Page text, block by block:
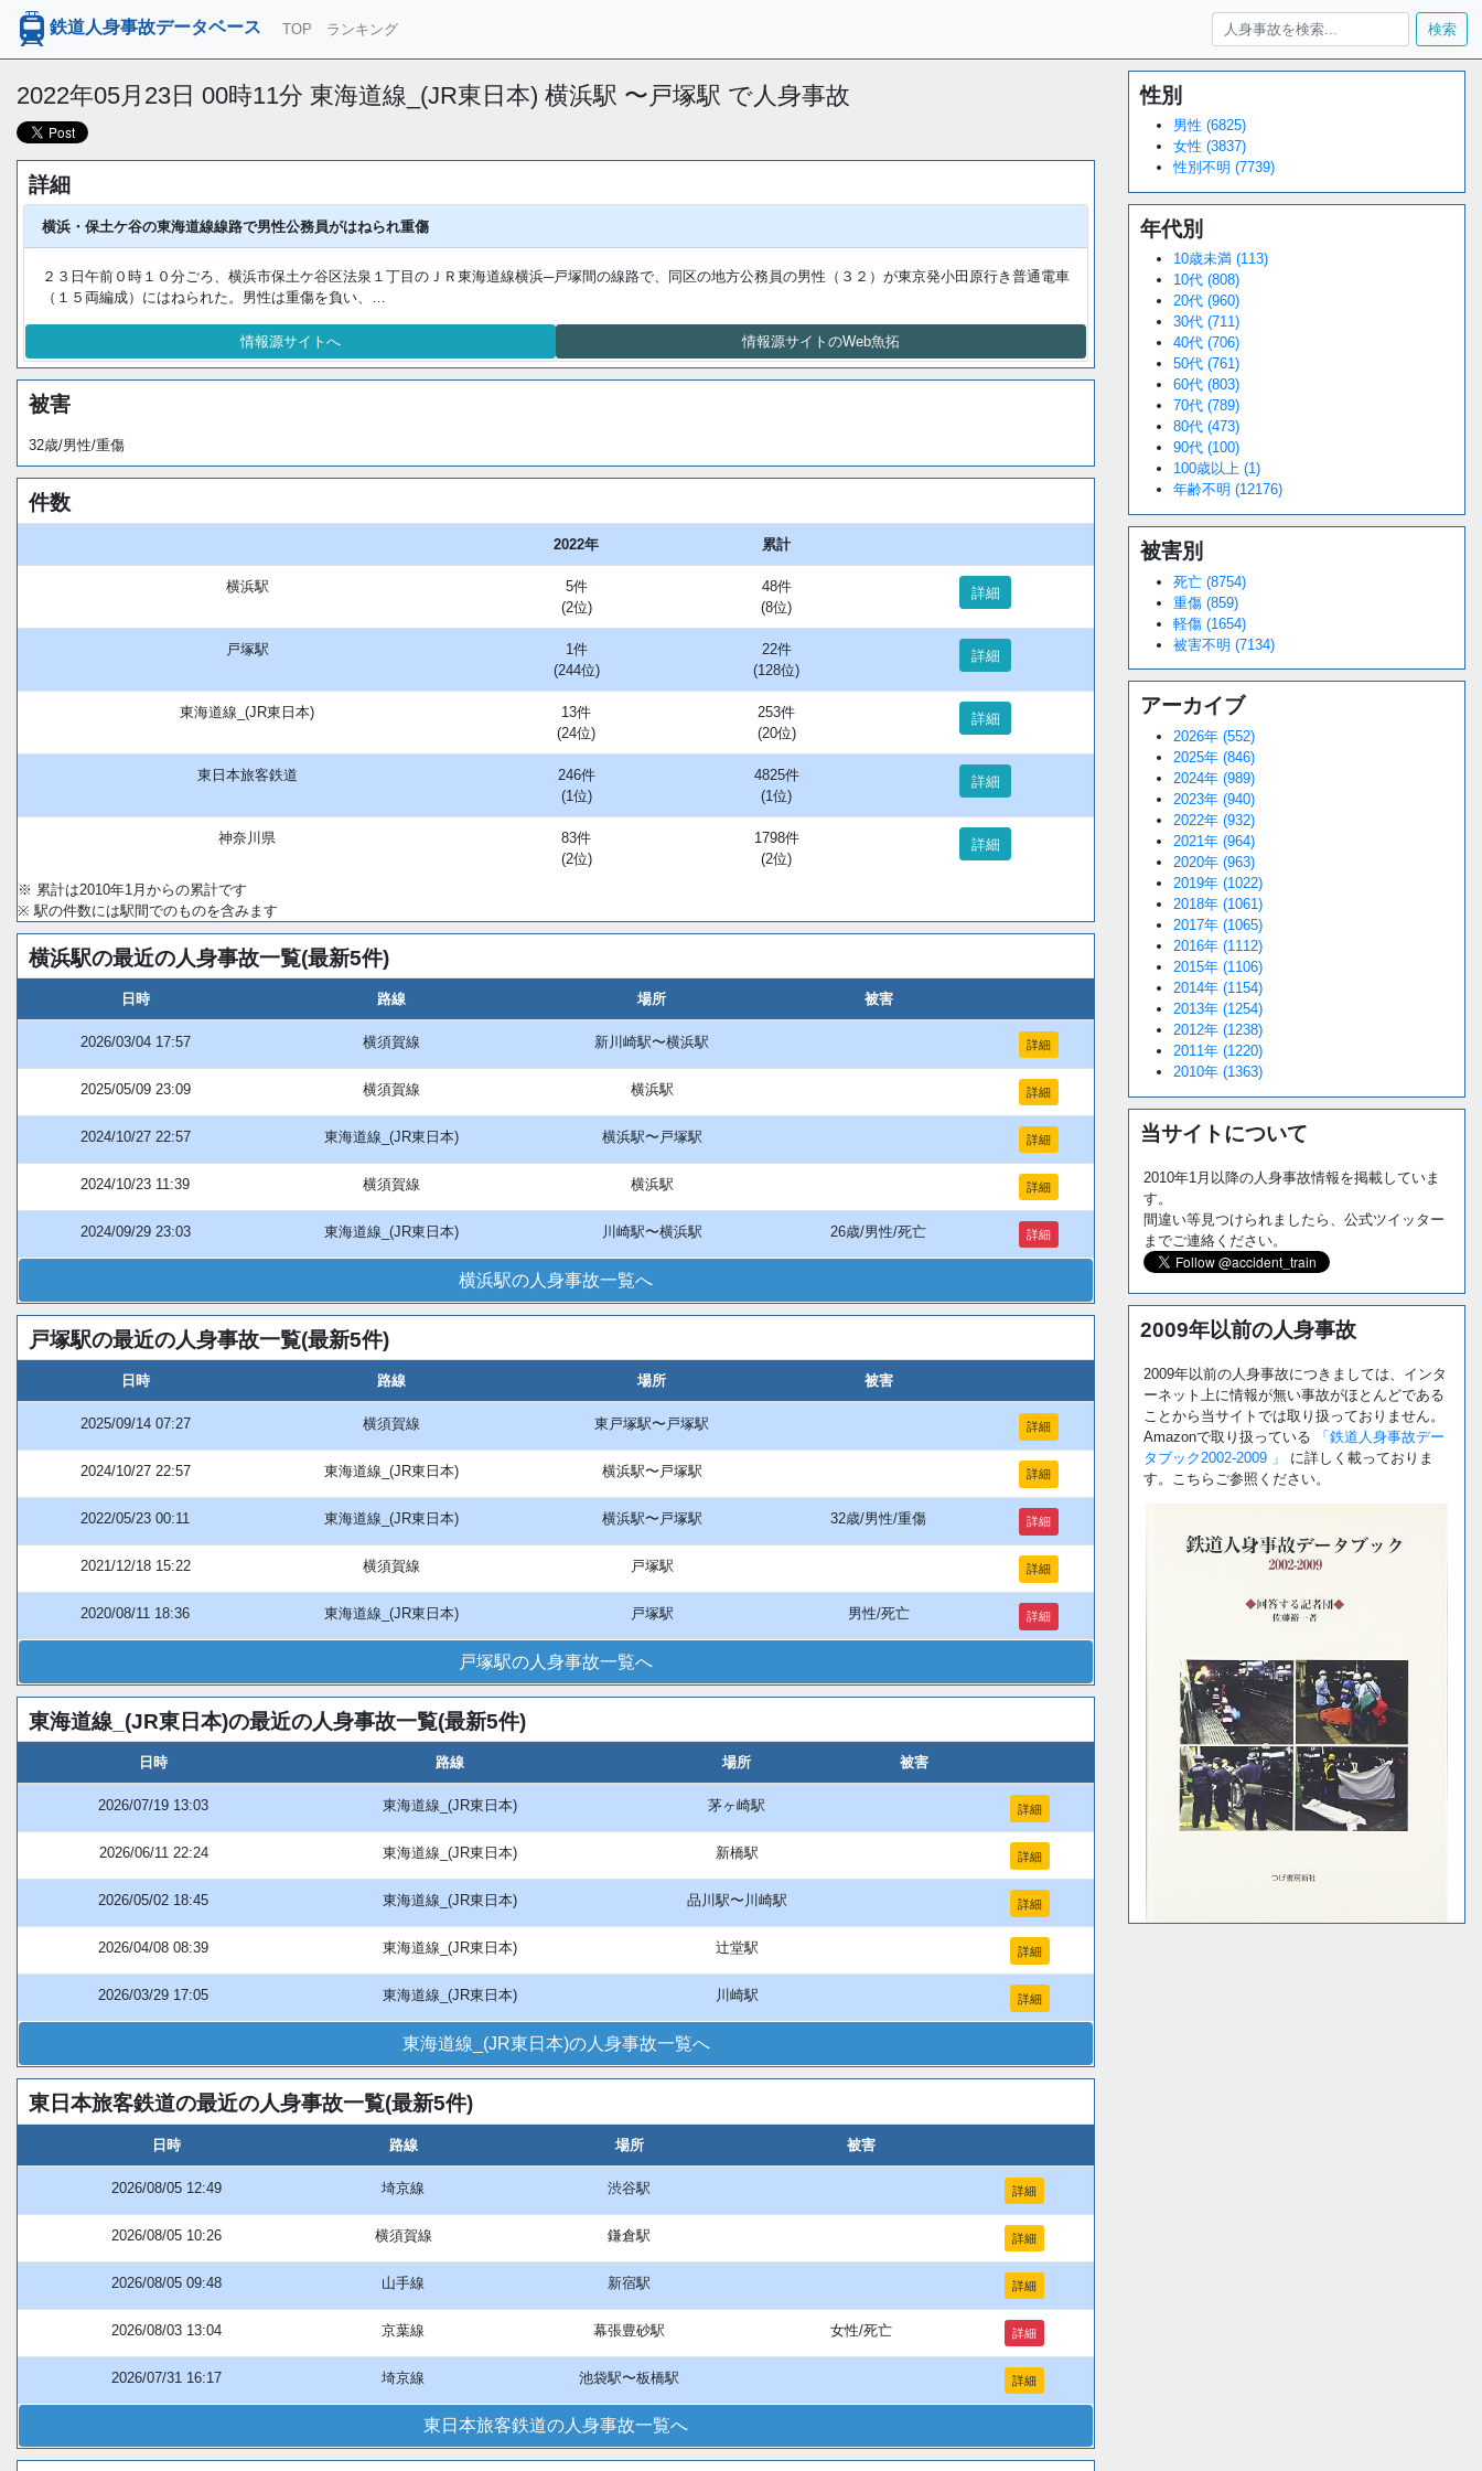
鉄道人身事故データベース TOP ランキング 検索
2022年05月23日 00時11分 東海道線_(JR東日本) 横浜駅 〜戸塚駅 で人身事故
詳細
横浜・保土ケ谷の東海道線線路で男性公務員がはねられ重傷
２３日午前０時１０分ごろ、横浜市保土ケ谷区法泉１丁目のＪＲ東海道線横浜─戸塚間の線路で、同区の地方公務員の男性（３２）が東京発小田原行き普通電車
（１５両編成）にはねられた。男性は重傷を負い、…
情報源サイトへ 情報源サイトのWeb魚拓
被害
32歳/男性/重傷
件数
2022年 累計
横浜駅
5件
(2位)
48件
(8位)
詳細
戸塚駅
1件
(244位)
22件
(128位)
詳細
東海道線_(JR東日本)
13件
(24位)
253件
(20位)
詳細
東日本旅客鉄道
246件
(1位)
4825件
(1位)
詳細
神奈川県
83件
(2位)
1798件
(2位)
詳細
※ 累計は2010年1月からの累計です
※ 駅の件数には駅間でのものを含みます
横浜駅の最近の人身事故一覧(最新5件)
日時 路線 場所 被害
2026/03/04 17:57 横須賀線 新川崎駅〜横浜駅 詳細
2025/05/09 23:09 横須賀線 横浜駅 詳細
2024/10/27 22:57 東海道線_(JR東日本) 横浜駅〜戸塚駅 詳細
2024/10/23 11:39 横須賀線 横浜駅 詳細
2024/09/29 23:03 東海道線_(JR東日本) 川崎駅〜横浜駅 26歳/男性/死亡 詳細
横浜駅の人身事故一覧へ
戸塚駅の最近の人身事故一覧(最新5件)
日時 路線 場所 被害
2025/09/14 07:27 横須賀線 東戸塚駅〜戸塚駅 詳細
2024/10/27 22:57 東海道線_(JR東日本) 横浜駅〜戸塚駅 詳細
2022/05/23 00:11 東海道線_(JR東日本) 横浜駅〜戸塚駅 32歳/男性/重傷 詳細
2021/12/18 15:22 横須賀線 戸塚駅 詳細
2020/08/11 18:36 東海道線_(JR東日本) 戸塚駅 男性/死亡 詳細
戸塚駅の人身事故一覧へ
東海道線_(JR東日本)の最近の人身事故一覧(最新5件)
日時 路線 場所 被害
2026/07/19 13:03 東海道線_(JR東日本) 茅ヶ崎駅 詳細
2026/06/11 22:24 東海道線_(JR東日本) 新橋駅 詳細
2026/05/02 18:45 東海道線_(JR東日本) 品川駅〜川崎駅 詳細
2026/04/08 08:39 東海道線_(JR東日本) 辻堂駅 詳細
2026/03/29 17:05 東海道線_(JR東日本) 川崎駅 詳細
東海道線_(JR東日本)の人身事故一覧へ
東日本旅客鉄道の最近の人身事故一覧(最新5件)
日時 路線 場所 被害
2026/08/05 12:49 埼京線 渋谷駅 詳細
2026/08/05 10:26 横須賀線 鎌倉駅 詳細
2026/08/05 09:48 山手線 新宿駅 詳細
2026/08/03 13:04 京葉線 幕張豊砂駅 女性/死亡 詳細
2026/07/31 16:17 埼京線 池袋駅〜板橋駅 詳細
東日本旅客鉄道の人身事故一覧へ
Unmute
34.94%
性別
男性 (6825)
女性 (3837)
性別不明 (7739)
年代別
10歳未満 (113)
10代 (808)
20代 (960)
30代 (711)
40代 (706)
50代 (761)
60代 (803)
70代 (789)
80代 (473)
90代 (100)
100歳以上 (1)
年齢不明 (12176)
被害別
死亡 (8754)
重傷 (859)
軽傷 (1654)
被害不明 (7134)
アーカイブ
2026年 (552)
2025年 (846)
2024年 (989)
2023年 (940)
2022年 (932)
2021年 (964)
2020年 (963)
2019年 (1022)
2018年 (1061)
2017年 (1065)
2016年 (1112)
2015年 (1106)
2014年 (1154)
2013年 (1254)
2012年 (1238)
2011年 (1220)
2010年 (1363)
当サイトについて
2010年1月以降の人身事故情報を掲載していま
す。
間違い等見つけられましたら、公式ツイッター
までご連絡ください。
2009年以前の人身事故
2009年以前の人身事故につきましては、インタ
ーネット上に情報が無い事故がほとんどである
ことから当サイトでは取り扱っておりません。
Amazonで取り扱っている
「鉄道人身事故デー
タブック2002-2009 」
に詳しく載っておりま
す。こちらご参照ください。